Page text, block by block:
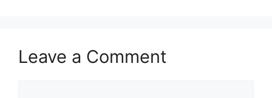
Leave a Comment